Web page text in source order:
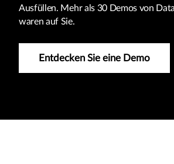
Ausfüllen. Mehr als 30 Demos von
waren auf Sie.
Entdecken Sie eine Demo